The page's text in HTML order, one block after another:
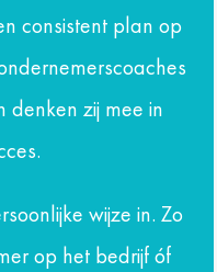
consistent plan op
denken zij mee in
wijze in. Zo
op het bedrijf óf